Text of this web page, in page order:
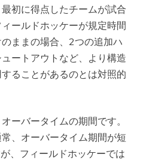
初に得点したチームが試合
ールドホッケーが規定時間
ままの場合、2つの追加ハ
ートアウトなど、より構造
ることがあるのとは対照的
ーバータイムの期間です。
、オーバータイム期間が短
、フィールドホッケーでは